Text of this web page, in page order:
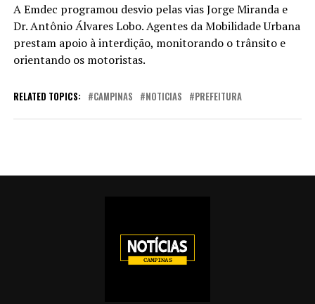
A Emdec programou desvio pelas vias Jorge Miranda e
Dr. Antônio Álvares Lobo. Agentes da Mobilidade Urbana
prestam apoio à interdição, monitorando o trânsito e
orientando os motoristas.
RELATED TOPICS: CAMPINAS NOTICIAS PREFEITURA